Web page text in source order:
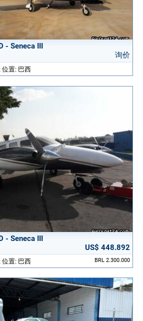
- Seneca III
询价
位置: 巴西
- Seneca III
US$ 448.892
BRL 2.300.000
位置: 巴西